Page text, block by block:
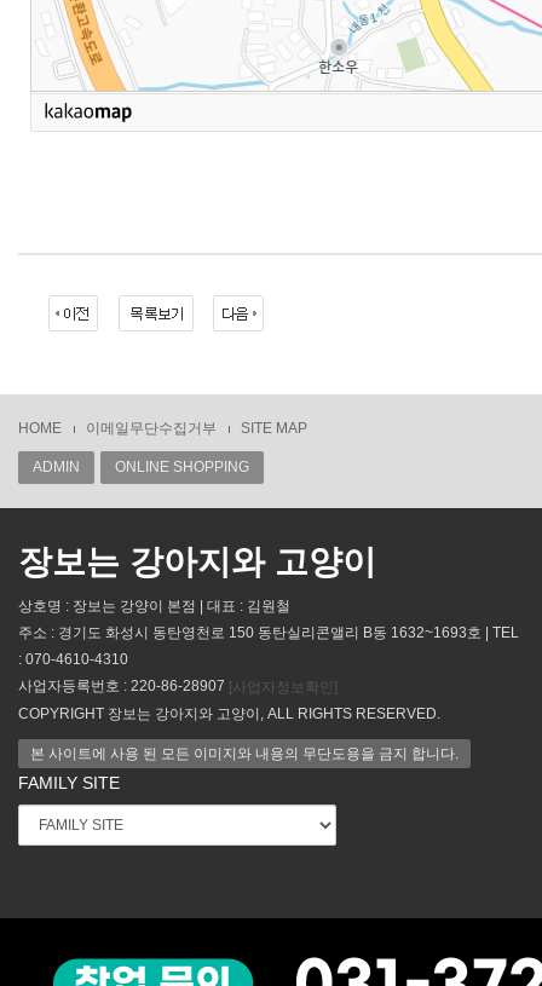
HOME 이메일무단수집거부 SITE MAP
ADMIN ONLINE SHOPPING
장보는 강아지와 고양이
상호명 : 장보는 강양이 본점 | 대표 : 김원철
주소 : 경기도 화성시 동탄영천로 150 동탄실리콘앨리 B동 1632~1693호 | TEL
: 070-4610-4310
사업자등록번호 : 220-86-28907 [사업자정보확인]
COPYRIGHT 장보는 강아지와 고양이, ALL RIGHTS RESERVED.
본 사이트에 사용 된 모든 이미지와 내용의 무단도용을 금지 합니다.
FAMILY SITE